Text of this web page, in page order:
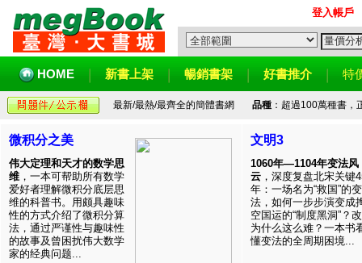
登入帳戶
HOME 新書上架 暢銷書架 好書推介 特
最新/最熱/最齊全的簡體書網 品種：超過100萬種書，
微积分之美
伟大定理和天才的数学思
维 ，一本可帮助所有数学
爱好者理解微积分底层思
维的科普书。用颇具趣味
性的方式介绍了微积分算
法，通过严谨性与趣味性
的故事及曾困扰伟大数学
家的经典问题...
文明3
1060年—1104年变法风
云 ，深度复盘北宋关键
年：一场名为“救国”的变
法，如何一步步演变成
空国运的“制度黑洞”？
为什么这么难？一本书
懂变法的全周期困境...